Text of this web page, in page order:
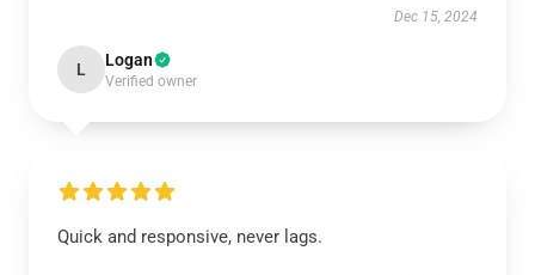
Dec 15, 2024
L Logan
Verified owner
Quick and responsive, never lags.